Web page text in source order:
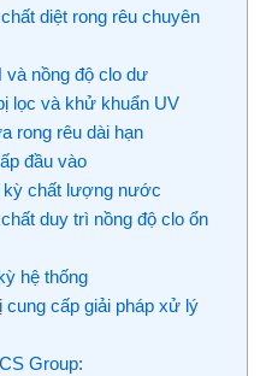
diệt rong rêu chuyên
và nồng độ clo dư
lọc và khử khuẩn UV
rong rêu dài hạn
đầu vào
kỳ chất lượng nước
duy trì nồng độ clo ổn
hệ thống
cấp giải pháp xử lý
Group: